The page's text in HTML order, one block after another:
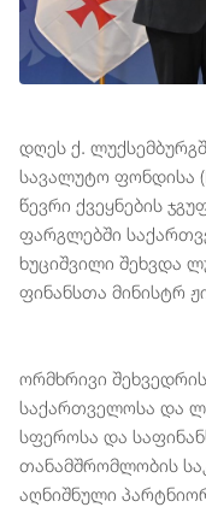
დღეს ქ.
სავალუტო ფონდისა
წევრი ქვეყნების
ფარგლებში
ხუციშვილი შეხვდა
ფინანსთა მინისტრ
ორმხრივი
საქართველოსა და
სფეროსა და
თანამშრომლობის
აღნიშნული